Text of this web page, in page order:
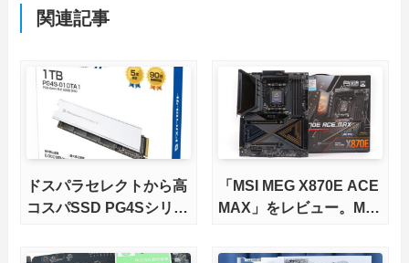
関連記事
ドスパラセレクトから高
コスパSSD PG4Sシリー
「MSI MEG X870E ACE
MAX」をレビュー。M.2
版X870Eマザーボードを